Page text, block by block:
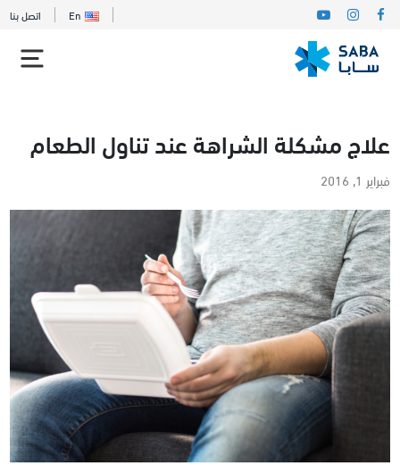
En اتصل بنا
علاج مشكلة الشراهة عند تناول الطعام
فبراير 1, 2016